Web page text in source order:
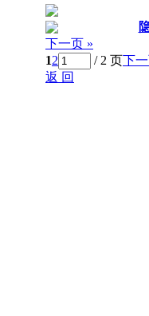
下一页 »
12 / 2 页下
返 回